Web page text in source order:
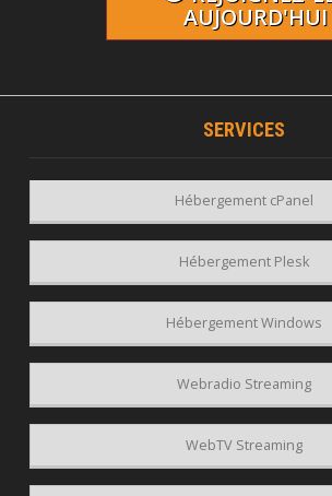
AUJOURD'HUI
SERVICES
Hébergement cPanel
Hébergement Plesk
Hébergement Windows
Webradio Streaming
WebTV Streaming